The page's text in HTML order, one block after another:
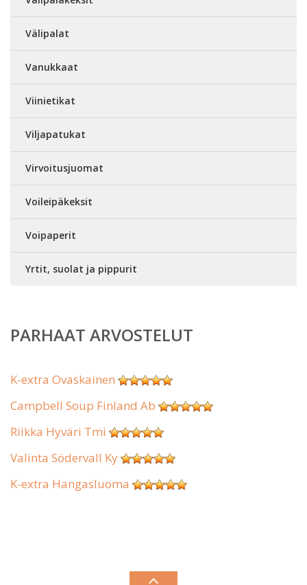
Välipalat
Vanukkaat
Viinietikat
Viljapatukat
Virvoitusjuomat
Voileipäkeksit
Voipaperit
Yrtit, suolat ja pippurit
PARHAAT ARVOSTELUT
K-extra Ovaskainen
Campbell Soup Finland Ab
Riikka Hyväri Tmi
Valinta Södervall Ky
K-extra Hangasluoma